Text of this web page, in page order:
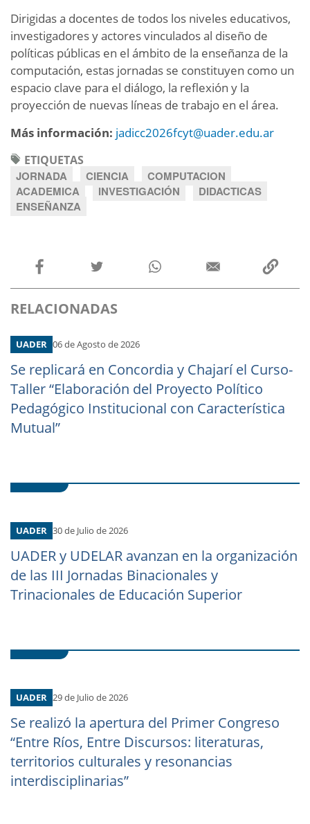
Dirigidas a docentes de todos los niveles educativos,
investigadores y actores vinculados al diseño de
políticas públicas en el ámbito de la enseñanza de la
computación, estas jornadas se constituyen como un
espacio clave para el diálogo, la reflexión y la
proyección de nuevas líneas de trabajo en el área.
Más información: jadicc2026fcyt@uader.edu.ar
ETIQUETAS
JORNADA
CIENCIA
COMPUTACION
ACADEMICA
INVESTIGACIÓN
DIDACTICAS
ENSEÑANZA
RELACIONADAS
UADER 06 de Agosto de 2026
Se replicará en Concordia y Chajarí el Curso-
Taller “Elaboración del Proyecto Político
Pedagógico Institucional con Característica
Mutual”
UADER 30 de Julio de 2026
UADER y UDELAR avanzan en la organización
de las III Jornadas Binacionales y
Trinacionales de Educación Superior
UADER 29 de Julio de 2026
Se realizó la apertura del Primer Congreso
“Entre Ríos, Entre Discursos: literaturas,
territorios culturales y resonancias
interdisciplinarias”